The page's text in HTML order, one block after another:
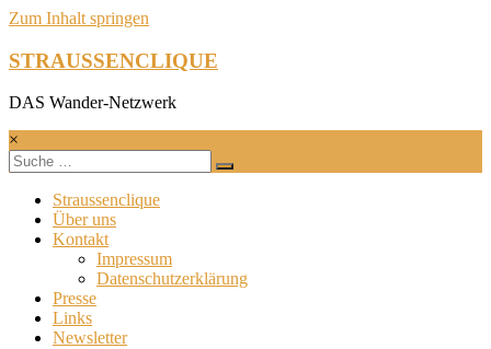
Zum Inhalt springen
STRAUSSENCLIQUE
DAS Wander-Netzwerk
×
Straussenclique
Über uns
Kontakt
Impressum
Datenschutzerklärung
Presse
Links
Newsletter